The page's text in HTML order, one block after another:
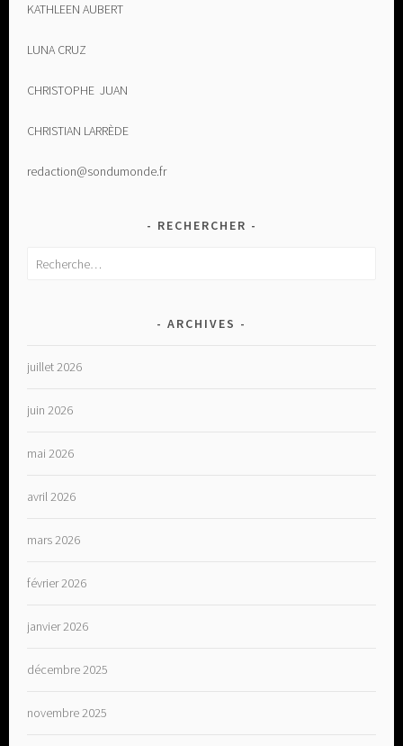
KATHLEEN AUBERT
LUNA CRUZ
CHRISTOPHE JUAN
CHRISTIAN LARRÈDE
redaction@sondumonde.fr
RECHERCHER
Rechercher :
ARCHIVES
juillet 2026
juin 2026
mai 2026
avril 2026
mars 2026
février 2026
janvier 2026
décembre 2025
novembre 2025